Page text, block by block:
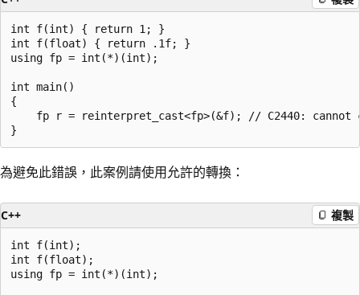
int f(int) { return 1; }
int f(float) { return .1f; }
using fp = int(*)(int);
int main()
{
fp r = reinterpret_cast<fp>(&f); // C2440: cannot
為避免此錯誤，此案例請使用允許的轉換：
C++ 複製
int f(int);
int f(float);
using fp = int(*)(int);